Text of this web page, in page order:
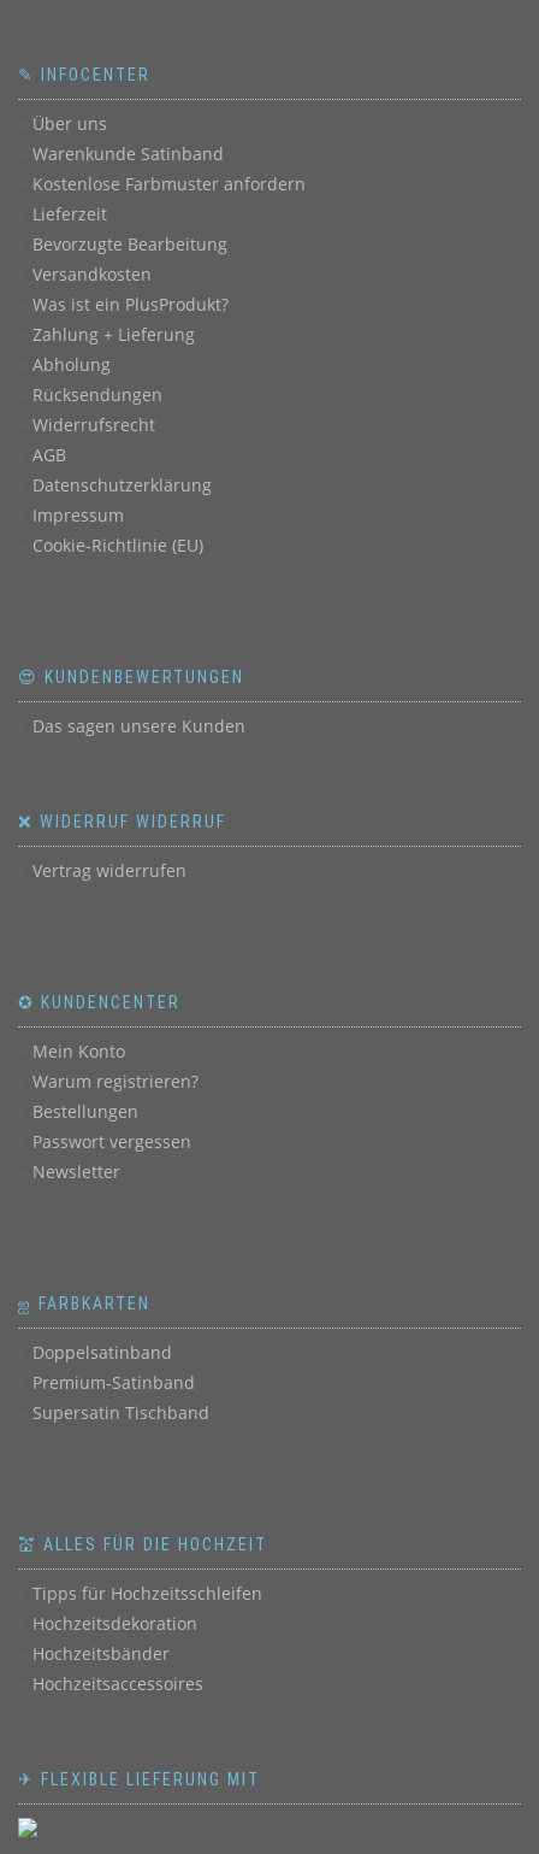
✎ INFOCENTER
Über uns
Warenkunde Satinband
Kostenlose Farbmuster anfordern
Lieferzeit
Bevorzugte Bearbeitung
Versandkosten
Was ist ein PlusProdukt?
Zahlung + Lieferung
Abholung
Rücksendungen
Widerrufsrecht
AGB
Datenschutzerklärung
Impressum
Cookie-Richtlinie (EU)
😍 KUNDENBEWERTUNGEN
Das sagen unsere Kunden
❌ WIDERRUF WIDERRUF
Vertrag widerrufen
✪ KUNDENCENTER
Mein Konto
Warum registrieren?
Bestellungen
Passwort vergessen
Newsletter
ஐ FARBKARTEN
Doppelsatinband
Premium-Satinband
Supersatin Tischband
💒 ALLES FÜR DIE HOCHZEIT
Tipps für Hochzeitsschleifen
Hochzeitsdekoration
Hochzeitsbänder
Hochzeitsaccessoires
✈ FLEXIBLE LIEFERUNG MIT